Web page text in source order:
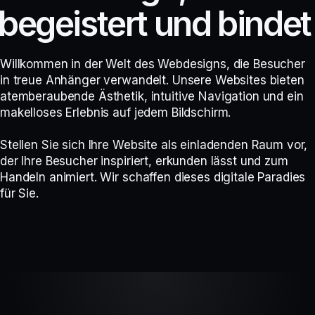
egeistert und bindet
Willkommen in der Welt des Webdesigns, die Besucher
in treue Anhänger verwandelt. Unsere Websites bieten
atemberaubende Ästhetik, intuitive Navigation und ein
makelloses Erlebnis auf jedem Bildschirm.
Stellen Sie sich Ihre Website als einladenden Raum vor,
der Ihre Besucher inspiriert, erkunden lässt und zum
Handeln animiert. Wir schaffen dieses digitale Paradies
für Sie.